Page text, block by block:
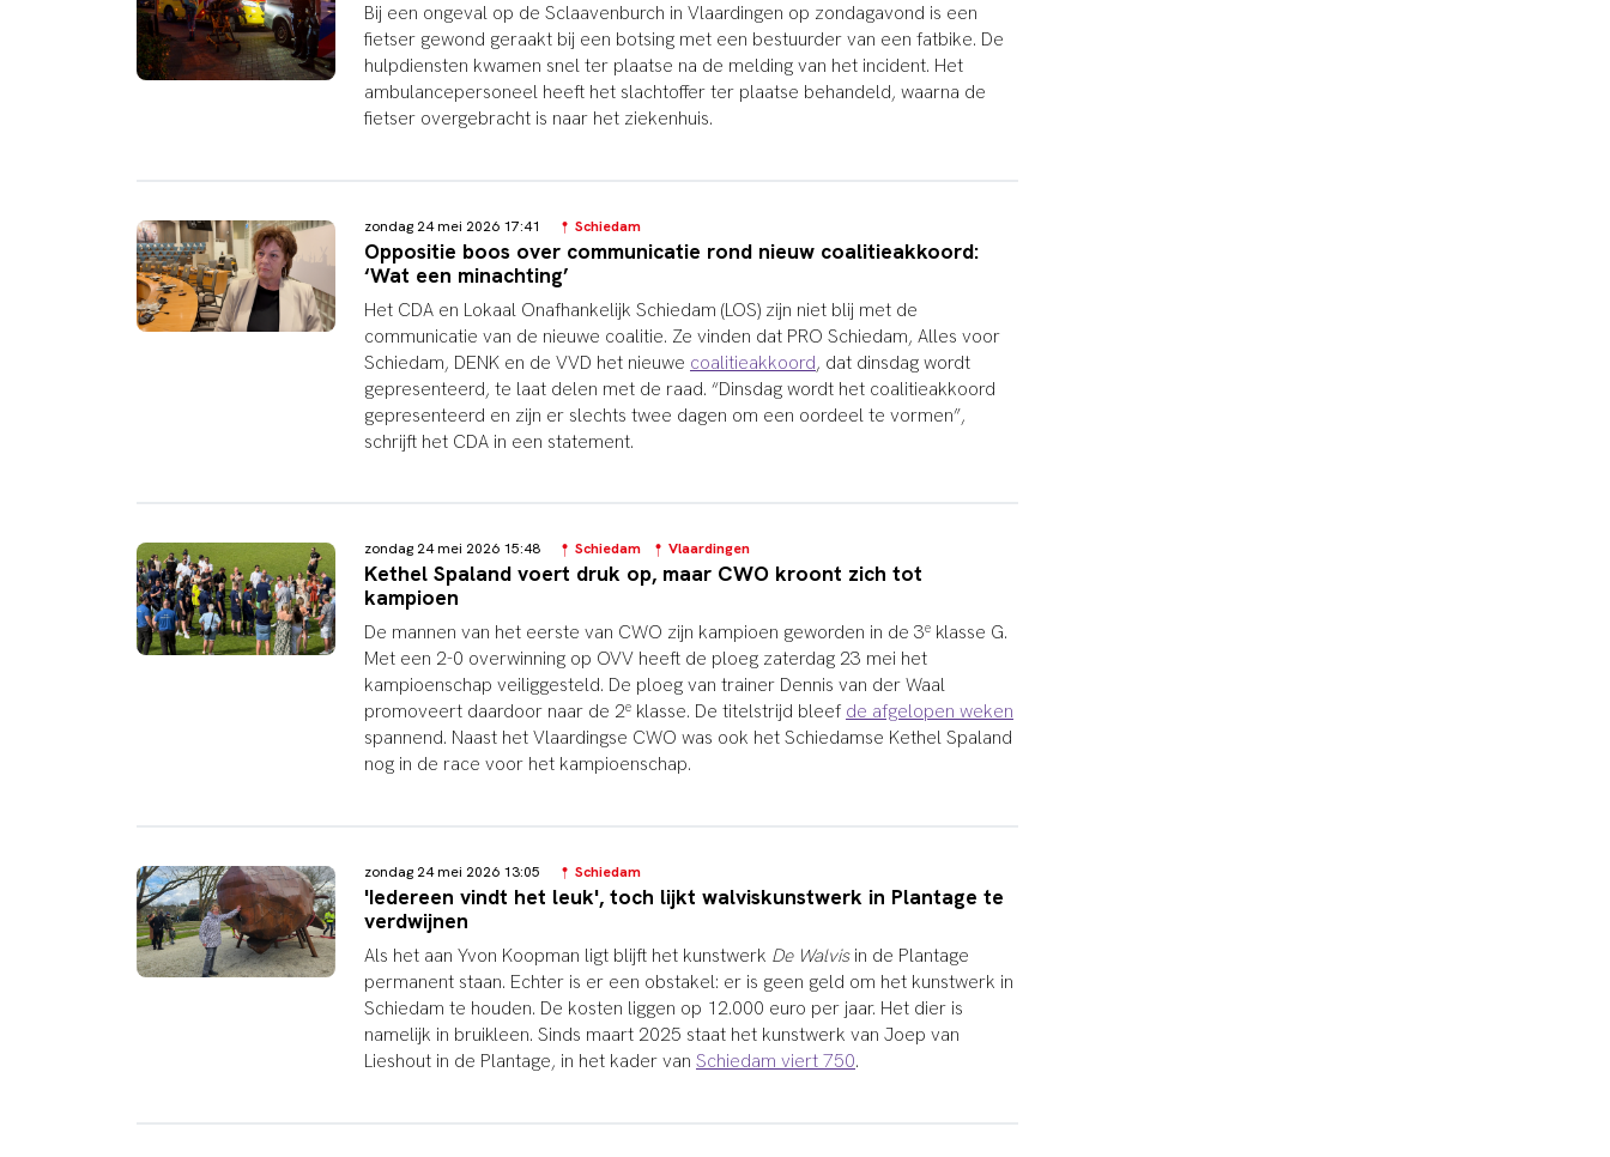
Bij een ongeval op de Sclaavenburch in Vlaardingen op zondagavond is een
fietser gewond geraakt bij een botsing met een bestuurder van een fatbike. De
hulpdiensten kwamen snel ter plaatse na de melding van het incident. Het
ambulancepersoneel heeft het slachtoffer ter plaatse behandeld, waarna de
fietser overgebracht is naar het ziekenhuis.
zondag 24 mei 2026 17:41 Schiedam
Oppositie boos over communicatie rond nieuw coalitieakkoord:
‘Wat een minachting’
Het CDA en Lokaal Onafhankelijk Schiedam (LOS) zijn niet blij met de
communicatie van de nieuwe coalitie. Ze vinden dat PRO Schiedam, Alles voor
Schiedam, DENK en de VVD het nieuwe coalitieakkoord, dat dinsdag wordt
gepresenteerd, te laat delen met de raad. “Dinsdag wordt het coalitieakkoord
gepresenteerd en zijn er slechts twee dagen om een oordeel te vormen”,
schrijft het CDA in een statement.
zondag 24 mei 2026 15:48 Schiedam Vlaardingen
Kethel Spaland voert druk op, maar CWO kroont zich tot
kampioen
De mannen van het eerste van CWO zijn kampioen geworden in de 3e klasse G.
Met een 2-0 overwinning op OVV heeft de ploeg zaterdag 23 mei het
kampioenschap veiliggesteld. De ploeg van trainer Dennis van der Waal
promoveert daardoor naar de 2e klasse. De titelstrijd bleef de afgelopen weken
spannend. Naast het Vlaardingse CWO was ook het Schiedamse Kethel Spaland
nog in de race voor het kampioenschap.
zondag 24 mei 2026 13:05 Schiedam
'Iedereen vindt het leuk', toch lijkt walviskunstwerk in Plantage te
verdwijnen
Als het aan Yvon Koopman ligt blijft het kunstwerk De Walvisin de Plantage
permanent staan. Echter is er een obstakel: er is geen geld om het kunstwerk in
Schiedam te houden. De kosten liggen op 12.000 euro per jaar. Het dier is
namelijk in bruikleen. Sinds maart 2025 staat het kunstwerk van Joep van
Lieshout in de Plantage, in het kader van Schiedam viert 750.